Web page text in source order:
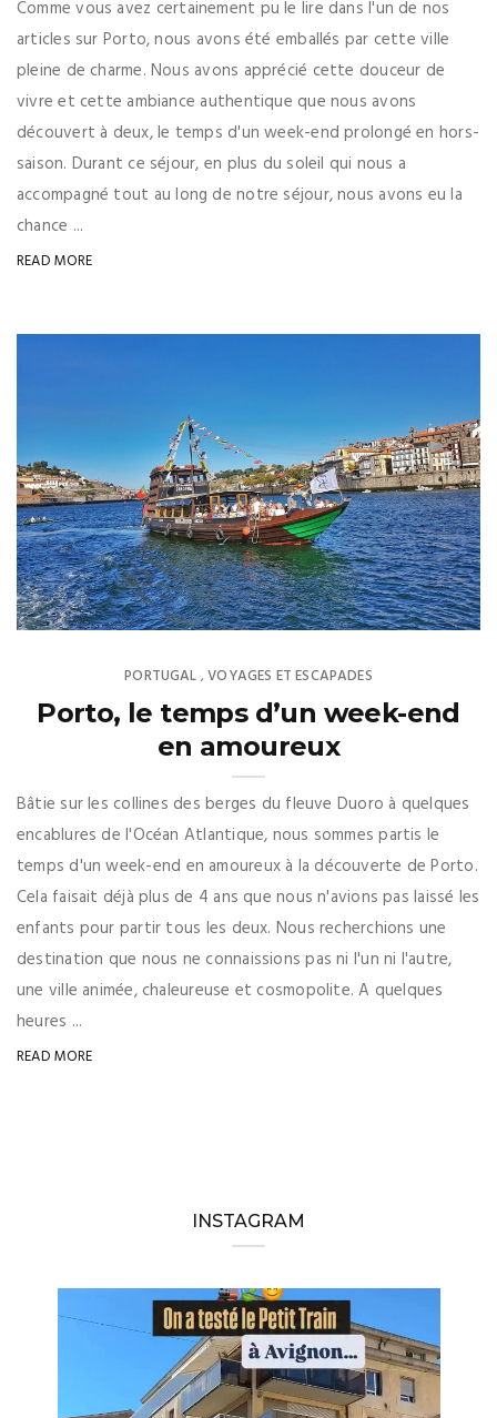
Comme vous avez certainement pu le lire dans l'un de nos
articles sur Porto, nous avons été emballés par cette ville
pleine de charme. Nous avons apprécié cette douceur de
vivre et cette ambiance authentique que nous avons
découvert à deux, le temps d'un week-end prolongé en hors-
saison. Durant ce séjour, en plus du soleil qui nous a
accompagné tout au long de notre séjour, nous avons eu la
chance ...
READ MORE
PORTUGAL ,VOYAGES ET ESCAPADES
Porto, le temps d’un week-end
en amoureux
Bâtie sur les collines des berges du fleuve Duoro à quelques
encablures de l'Océan Atlantique, nous sommes partis le
temps d'un week-end en amoureux à la découverte de Porto.
Cela faisait déjà plus de 4 ans que nous n'avions pas laissé les
enfants pour partir tous les deux. Nous recherchions une
destination que nous ne connaissions pas ni l'un ni l'autre,
une ville animée, chaleureuse et cosmopolite. A quelques
heures ...
READ MORE
INSTAGRAM